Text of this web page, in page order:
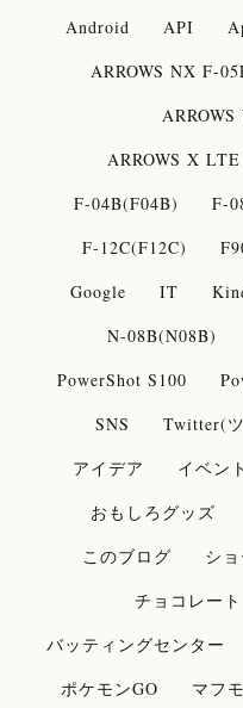
Android API
ARROWS NX F-
ARROWS X
F-04B(F04B)
F-
F-12C(F12C)
Google
IT
N-08B(N08B)
PowerShot S100
SNS
Twitter(
アイデア
イベント
おもしろグッズ
このブログ
シ
チョコレート
バッティングセンター
ポケモンGO
マフ